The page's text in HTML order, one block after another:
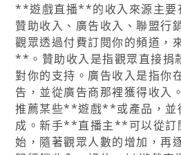
**遊戲直播**的收入來源主要
贊助收入、廣告收入、聯盟行
觀眾透過付費訂閱你的頻道，
**。贊助收入是指觀眾直接捐
對你的支持。廣告收入是指
告，並從廣告商那裡獲得收入
推薦某些**遊戲**或產品，並
成。新手**直播主**可以從訂
始，隨著觀眾人數的增加，再